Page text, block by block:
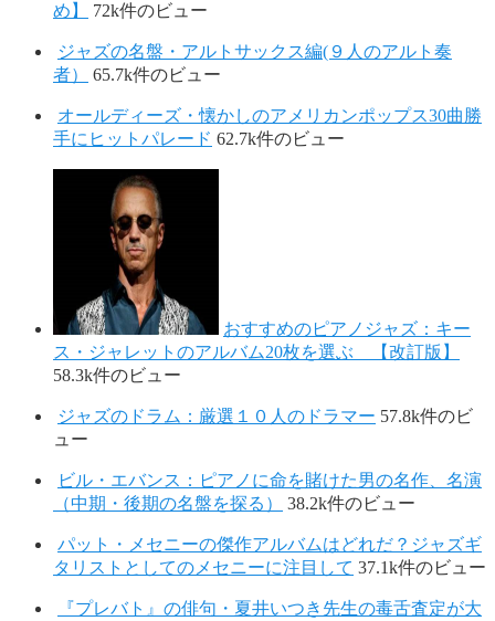
め】
72k件のビュー
ジャズの名盤・アルトサックス編(９人のアルト奏
者）
65.7k件のビュー
オールディーズ・懐かしのアメリカンポップス30曲勝
手にヒットパレード 62.7k件のビュー
おすすめのピアノジャズ：キー
ス・ジャレットのアルバム20枚を選ぶ 【改訂版】
58.3k件のビュー
ジャズのドラム：厳選１０人のドラマー 57.8k件のビ
ュー
ビル・エバンス：ピアノに命を賭けた男の名作、名演
（中期・後期の名盤を探る）
38.2k件のビュー
パット・メセニーの傑作アルバムはどれだ？ジャズギ
タリストとしてのメセニーに注目して 37.1k件のビュー
『プレバト』の俳句・夏井いつき先生の毒舌査定が大